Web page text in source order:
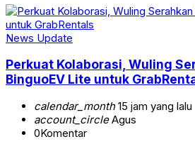
News Update
Perkuat Kolaborasi, Wuling
BinguoEV Lite untuk
calendar_month15 jam yang lalu
account_circleAgus
0Komentar